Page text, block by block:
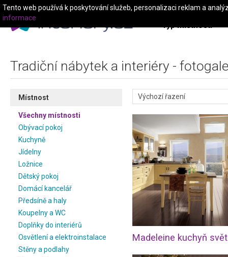
Typ místnosti
Tradiční nábytek a interiéry -
Místnost
Všechny místnosti
Obývací pokoj
Kuchyně
Jídelny
Ložnice
Dětský pokoj
Domácí kancelář
Předsíně a haly
Koupelny a WC
Doplňky do interiérů
Osvětlení a elektroinstalace
Stěny a podlahy
Tento web používá k poskytování služeb, personalizaci reklam a
informace